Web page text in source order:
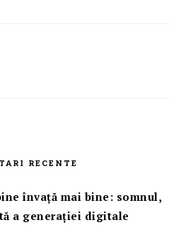
RECENTE
învață mai bine: somnul,
a generației digitale